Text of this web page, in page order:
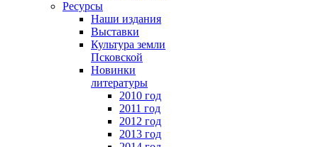
Ресурсы
Наши издания
Выставки
Культура земли
Псковской
Новинки
литературы
2010 год
2011 год
2012 год
2013 год